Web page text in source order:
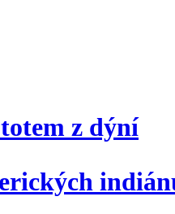
z dýní